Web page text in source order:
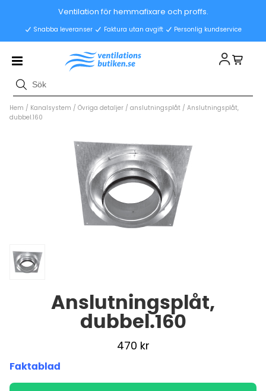
Ventilation för hemmafixare och proffs.
Snabba leveranser Faktura utan avgift Personlig kundservice
Hem / Kanalsystem / Övriga detaljer / anslutningsplåt / Anslutningsplåt,
dubbel.160
Anslutningsplåt,
dubbel.160
470 kr
Faktablad